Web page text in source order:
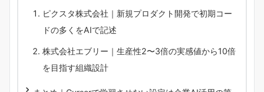
ピクスタ株式会社｜新規プロダクト開発で初期コー
ドの多くをAIで記述
株式会社エブリー｜生産性2〜3倍の実感値から10倍
を目指す組織設計